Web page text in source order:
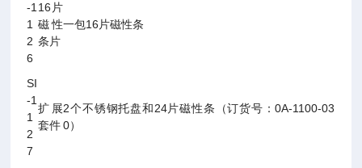
-1
1
2
6
16片
磁性
条片
一包16片磁性条
SI
-1
1
2
7
扩展
套件
2个不锈钢托盘和24片磁性条（订货号：0A-1100-03
0）